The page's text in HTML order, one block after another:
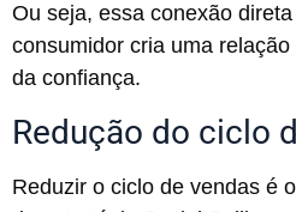
Ou seja, essa conexão
consumidor cria uma
da confiança.
Redução do ciclo
Reduzir o ciclo de vendas é